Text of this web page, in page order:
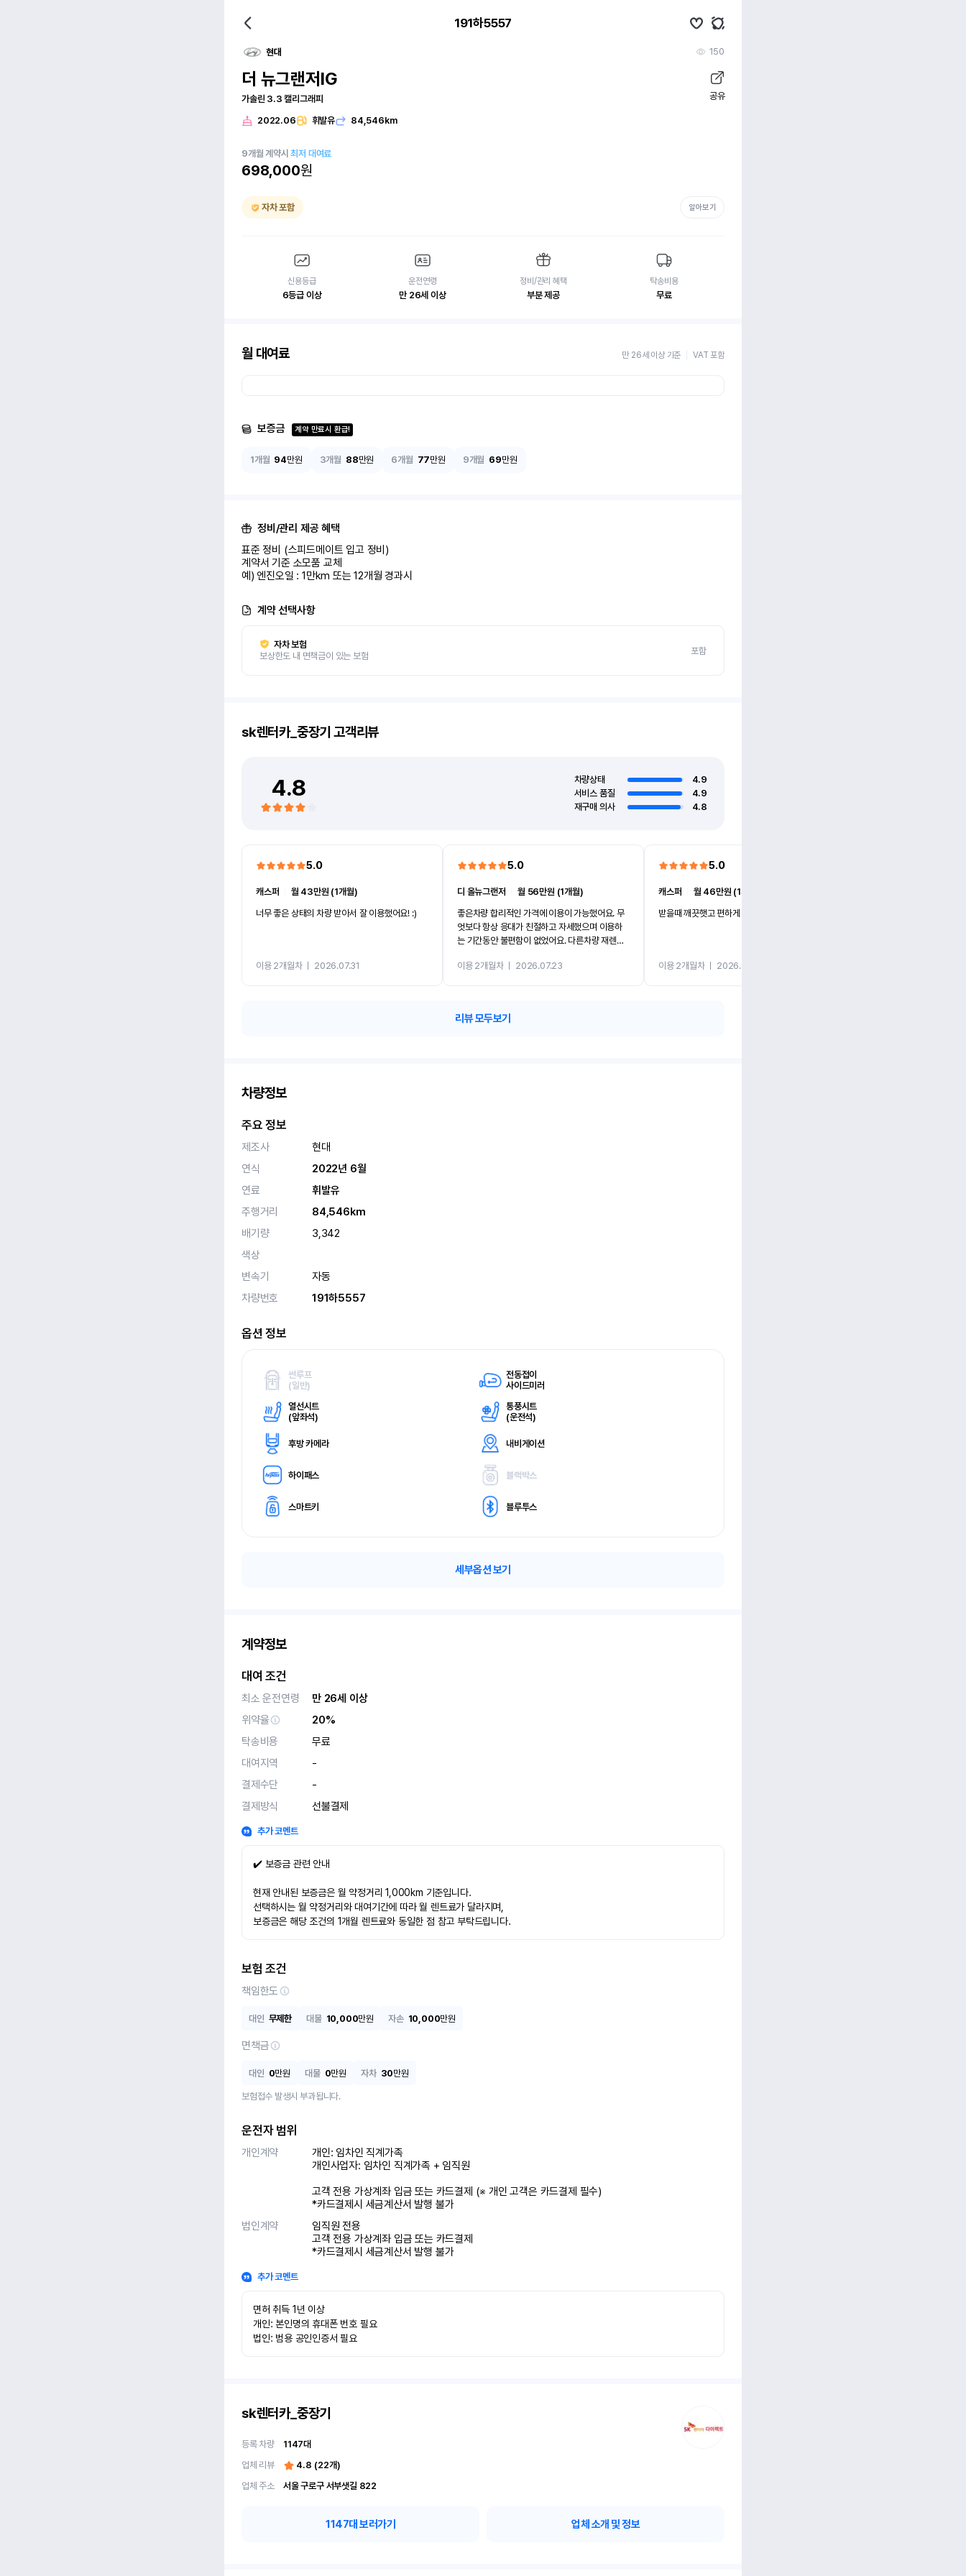
191하5557
현대 150
더 뉴그랜저IG
가솔린 3.3 캘리그래피 공유
2022.06 휘발유 84,546km
9개월 계약시최저 대여료
698,000원
자차 포함 알아보기
신용등급
6등급 이상
운전연령
만 26세 이상
정비/관리 혜택
부분 제공
탁송비용
무료
월 대여료 만 26세 이상 기준 VAT 포함
보증금 계약 만료시 환급!
1개월 94만원 3개월 88만원 6개월 77만원 9개월 69만원
정비/관리 제공 혜택
표준 정비 (스피드메이트 입고 정비)
계약서 기준 소모품 교체
예) 엔진오일 : 1만km 또는 12개월 경과시
계약 선택사항
자차 보험
보상한도 내 면책금이 있는 보험
포함
sk렌터카_중장기 고객리뷰
4.8 차량상태
4.9
서비스 품질
4.9
재구매 의사
4.8
5.0
캐스퍼
월 43만원 (1개월)
너무 좋은 상태의 차량 받아서 잘 이용했어요! :)
이용 2개월차ㅣ 2026.07.31
5.0
디 올뉴그랜저 ㅣ월 56만원 (1개월)
좋은차량 합리적인 가격에 이용이 가능했어요. 무
엇보다 항상 응대가 친절하고 자세했으며 이용하
는 기간동안 불편함이 없었어요. 다른차량 재렌트
카 렌트 고민없이 강추합니다!!
이용 2개월차ㅣ 2026.07.23
5.0
캐스퍼
월 46만원 (1개월)
받을때 깨끗햇고 편하게 잘이용했습니다!
이용 2개월차ㅣ 2026.07.08
리뷰 모두보기
차량정보
주요 정보
제조사
현대
연식
2022년 6월
연료
휘발유
주행거리
84,546km
배기량
3,342
색상
변속기
자동
차량번호
191하5557
옵션 정보
썬루프
(일반)
전동접이
사이드미러
열선시트
(앞좌석)
통풍시트
(운전석)
후방 카메라 내비게이션
하이패스 블랙박스
스마트키 블루투스
세부옵션 보기
계약정보
대여 조건
최소 운전연령
만 26세 이상
위약율
20%
탁송비용
무료
대여지역
-
결제수단
-
결제방식
선불결제
추가 코멘트
✔️ 보증금 관련 안내
현재 안내된 보증금은 월 약정거리 1,000km 기준입니다.
선택하시는 월 약정거리와 대여기간에 따라 월 렌트료가 달라지며,
보증금은 해당 조건의 1개월 렌트료와 동일한 점 참고 부탁드립니다.
보험 조건
책임한도
대인 무제한 대물 10,000만원 자손 10,000만원
면책금
대인 0만원 대물 0만원 자차 30만원
보험접수 발생시 부과됩니다.
운전자 범위
개인계약
개인: 임차인 직계가족
개인사업자: 임차인 직계가족 + 임직원
고객 전용 가상계좌 입금 또는 카드결제 (※ 개인 고객은 카드결제 필수)
*카드결제시 세금계산서 발행 불가
법인계약
임직원 전용
고객 전용 가상계좌 입금 또는 카드결제
*카드결제시 세금계산서 발행 불가
추가 코멘트
면허 취득 1년 이상
개인: 본인명의 휴대폰 번호 필요
법인: 범용 공인인증서 필요
sk렌터카_중장기
등록 차량 1147대
업체 리뷰
4.8 (22개)
업체 주소
서울 구로구 서부샛길 822
1147대 보러가기 업체 소개 및 정보